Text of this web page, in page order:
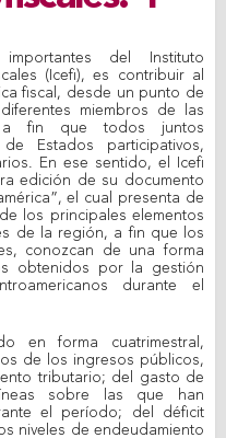
del Instituto
(Icefi), es contribuir al
fiscal, desde un punto de
miembros de las
a fin que todos juntos
Estados participativos,
En ese sentido, el Icefi
edición de su documento
el cual presenta de
los principales elementos
de la región, a fin que los
conozcan de una forma
obtenidos por la gestión
durante el
en forma cuatrimestral,
de los ingresos públicos,
tributario; del gasto de
sobre las que han
el período; del déficit
niveles de endeudamiento